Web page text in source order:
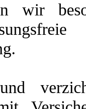
wir